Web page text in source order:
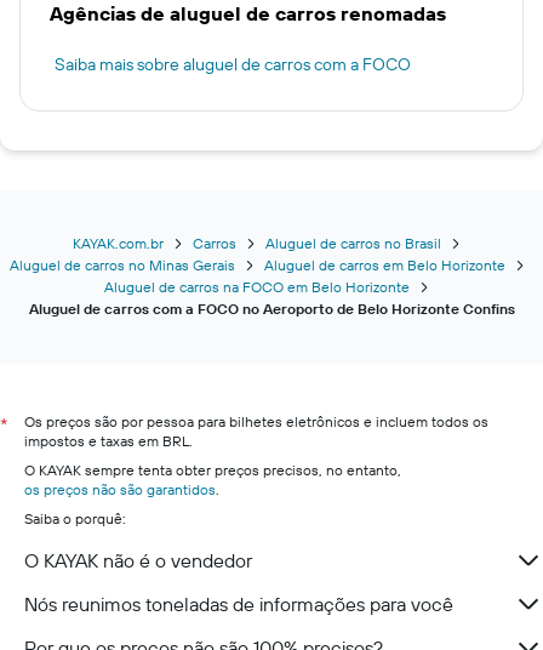
Agências de aluguel de carros renomadas
Saiba mais sobre aluguel de carros com a FOCO
KAYAK.com.br Carros
Aluguel de carros no Brasil
Aluguel de carros no Minas Gerais
Aluguel de carros em Belo Horizonte
Aluguel de carros na FOCO em Belo Horizonte
Aluguel de carros com a FOCO no Aeroporto de Belo Horizonte Confins
*
Os preços são por pessoa para bilhetes eletrônicos e incluem todos os
impostos e taxas em BRL.
O KAYAK sempre tenta obter preços precisos, no entanto,
os preços não são garantidos.
Saiba o porquê:
O KAYAK não é o vendedor
Nós reunimos toneladas de informações para você